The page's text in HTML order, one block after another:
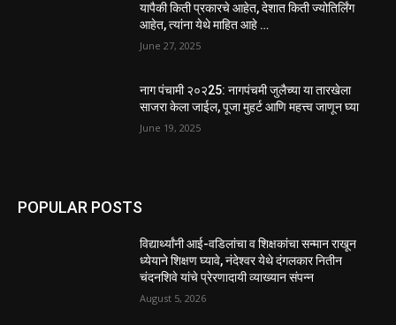
यापैकी किती प्रकारचे आहेत, देशात किती ज्योतिर्लिंग
आहेत, त्यांना येथे माहित आहे …
June 27, 2025
नाग पंचामी २०२25: नागपंचमी जुलैच्या या तारखेला
साजरा केला जाईल, पूजा मुहर्ट आणि महत्त्व जाणून घ्या
June 19, 2025
POPULAR POSTS
विद्यार्थ्यांनी आई-वडिलांचा व शिक्षकांचा सन्मान राखून
ध्येयाने शिक्षण घ्यावे, नंदेश्वर येथे दंगलकार नितीन
चंदनशिवे यांचे प्रेरणादायी व्याख्यान संपन्न
August 5, 2026